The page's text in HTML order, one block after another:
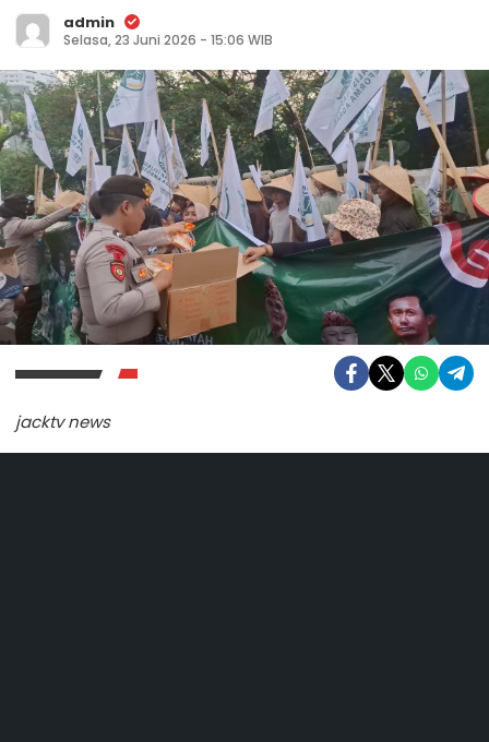
admin
Selasa, 23 Juni 2026 - 15:06 WIB
jacktv news